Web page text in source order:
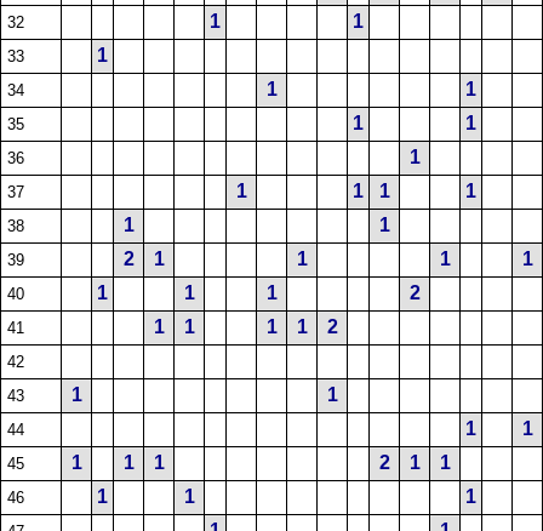
32 1 1
33 1
34 1 1
35 1 1
36 1
37 1 1 1 1
38 1 1
39 2 1 1 1 1
40 1 1 1 2
41 1 1 1 1 2
42
43
1 1
44 1 1
45 1 1 1 2 1 1
46 1 1 1